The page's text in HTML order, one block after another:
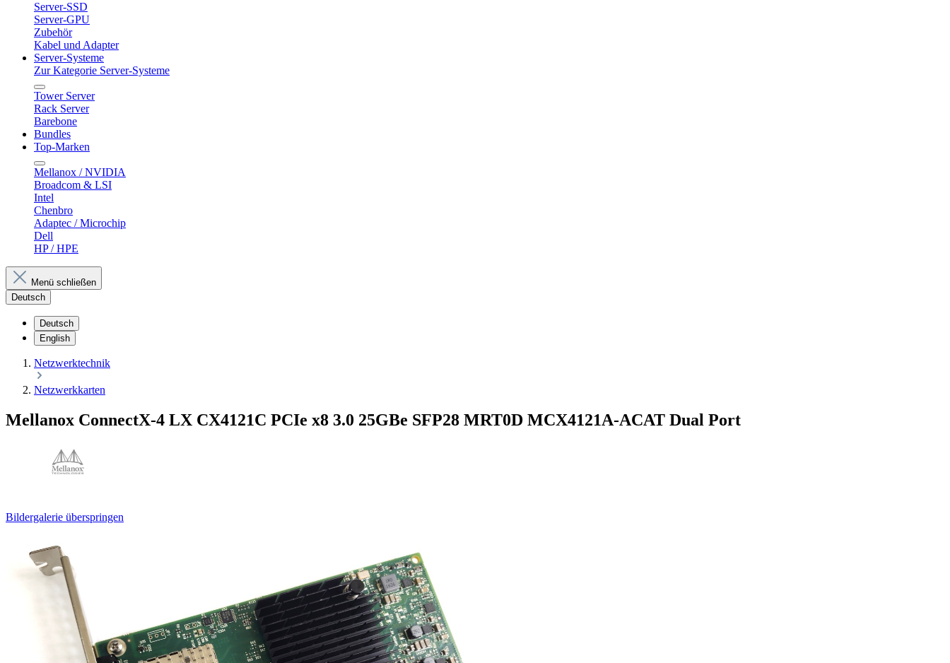
Server-SSD
Server-GPU
Zubehör
Kabel und Adapter
Server-Systeme
Zur Kategorie Server-Systeme
Tower Server
Rack Server
Barebone
Bundles
Top-Marken
Mellanox / NVIDIA
Broadcom & LSI
Intel
Chenbro
Adaptec / Microchip
Dell
HP / HPE
Menü schließen
Deutsch
Deutsch
English
Netzwerktechnik
Netzwerkkarten
Mellanox ConnectX-4 LX CX4121C PCIe x8 3.0 25GBe SFP28 MRT0D MCX4121A-ACAT Dual Port
Bildergalerie überspringen